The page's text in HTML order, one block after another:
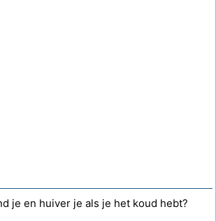
je en huiver je als je het koud hebt?